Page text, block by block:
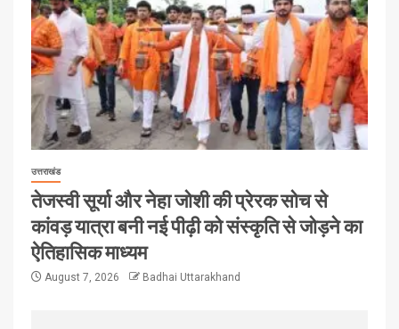
उत्तराखंड
तेजस्वी सूर्या और नेहा जोशी की प्रेरक सोच से
कांवड़ यात्रा बनी नई पीढ़ी को संस्कृति से जोड़ने का
ऐतिहासिक माध्यम
August 7, 2026 Badhai Uttarakhand